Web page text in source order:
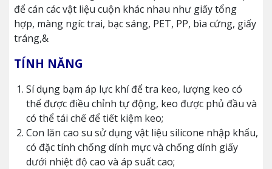
để cán các vật liệu cuộn khác nhau như giấy tổng
hợp, màng ngíc trai, bạc sáng, PET, PP, bìa cứng, giấy
tráng,&
TÍNH NĂNG
Sí dụng bạm áp lực khí để tra keo, lượng keo có
thể được điều chỉnh tự động, keo được phủ đầu và
có thể tái chế để tiết kiệm keo;
Con lăn cao su sử dụng vật liệu silicone nhập khẩu,
có đặc tính chống dính mực và chống dính giấy
dưới nhiệt độ cao và áp suất cao;